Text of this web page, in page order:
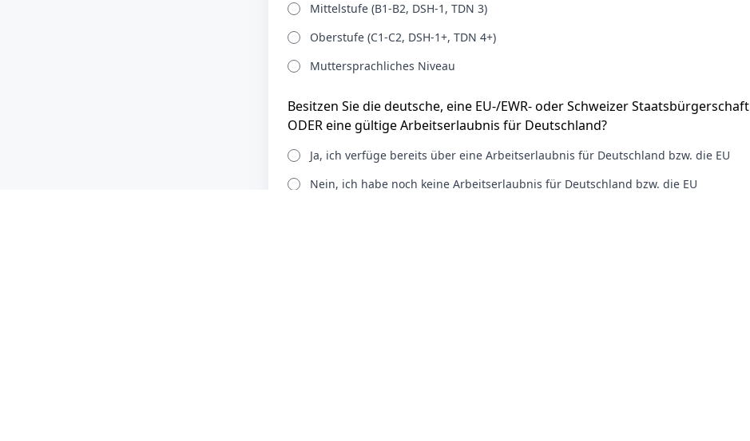
Mittelstufe (B1-B2, DSH-1, TDN 3)
Oberstufe (C1-C2, DSH-1+, TDN 4+)
Muttersprachliches Niveau
Besitzen Sie die deutsche, eine EU-/EWR- oder Schweizer Staatsbürgerschaft
ODER eine gültige Arbeitserlaubnis für Deutschland?
Ja, ich verfüge bereits über eine Arbeitserlaubnis für Deutschland bzw. die EU
Nein, ich habe noch keine Arbeitserlaubnis für Deutschland bzw. die EU